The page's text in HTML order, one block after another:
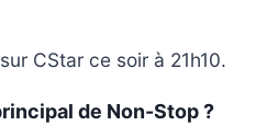
CStar ce soir à 21h10.
de Non-Stop ?